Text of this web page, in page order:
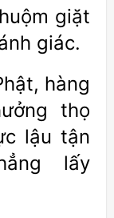
giặt
giác.
hàng
thọ
lậu tận
lấy